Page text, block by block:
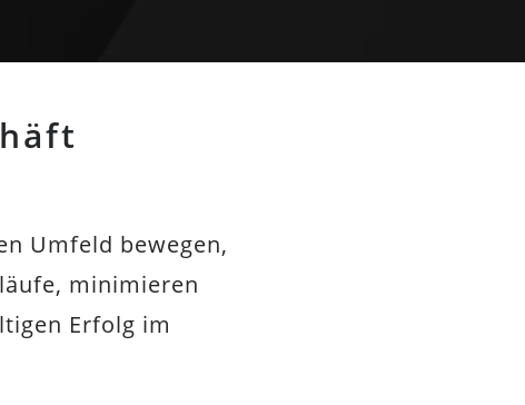
Umfeld bewegen,
minimieren
Erfolg im